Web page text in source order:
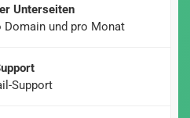
Unterseiten
Domain und pro Monat
Support